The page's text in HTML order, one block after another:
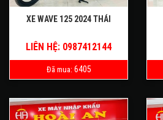
XE WAVE 125 2024 THÁI
LIÊN HỆ: 0987412144
Đã mua: 6405